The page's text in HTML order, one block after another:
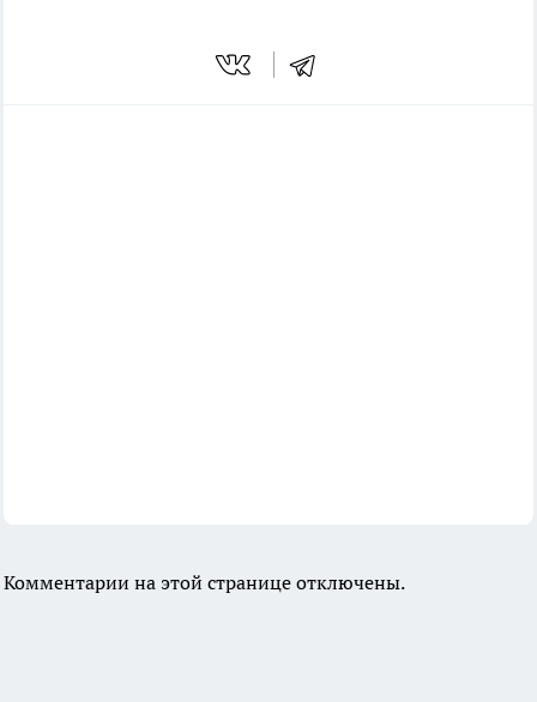
Комментарии на этой странице отключены.